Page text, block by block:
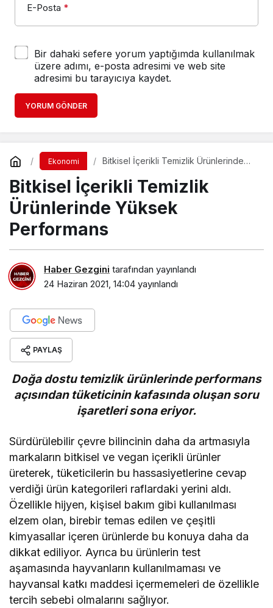
E-Posta *
Bir dahaki sefere yorum yaptığımda kullanılmak
üzere adımı, e-posta adresimi ve web site
adresimi bu tarayıcıya kaydet.
YORUM GÖNDER
Ekonomi
Bitkisel İçerikli Temizlik Ürünlerinde
Bitkisel İçerikli Temizlik
Ürünlerinde Yüksek
Performans
Haber Gezgini tarafından yayınlandı
24 Haziran 2021, 14:04 yayınlandı
PAYLAŞ
Doğa dostu temizlik ürünlerinde performans
açısından tüketicinin kafasında oluşan soru
işaretleri sona eriyor.
Sürdürülebilir çevre bilincinin daha da artmasıyla
markaların bitkisel ve vegan içerikli ürünler
üreterek, tüketicilerin bu hassasiyetlerine cevap
verdiği ürün kategorileri raflardaki yerini aldı.
Özellikle hijyen, kişisel bakım gibi kullanılması
elzem olan, birebir temas edilen ve çeşitli
kimyasallar içeren ürünlerde bu konuya daha da
dikkat ediliyor. Ayrıca bu ürünlerin test
aşamasında hayvanların kullanılmaması ve
hayvansal katkı maddesi içermemeleri de özellikle
tercih sebebi olmalarını sağlıyor.